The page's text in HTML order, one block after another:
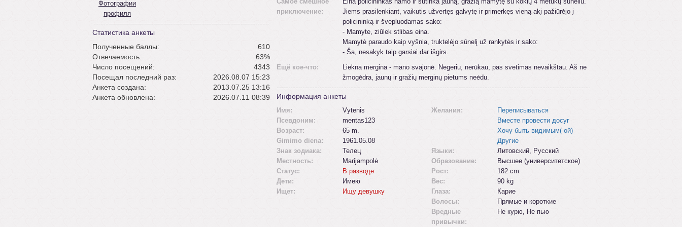
Фотографии
профиля
Статистика анкеты
Полученные баллы:
610
Отвечаемость:
63%
Число посещений:
4343
Посещал последний раз:
2026.08.07 15:23
Анкета создана:
2013.07.25 13:16
Анкета обновлена:
2026.07.11 08:39
приключение:
Jiems prasilenkiant, vaikutis užvertęs galvytę ir primerkęs vieną akį pažiūrėjo į
policininką ir švepluodamas sako:
- Mamyte, ziūlek stlibas eina.
Mamytė paraudo kaip vyšnia, truktelėjo sūnelį už rankytės ir sako:
- Ša, nesakyk taip garsiai dar išgirs.
Ещё кое-что:
Liekna mergina - mano svajonė. Negeriu, nerūkau, pas svetimas nevaikštau. Aš ne
žmogėdra, jaunų ir gražių merginų pietums neėdu.
Информация анкеты
Имя:
Vytenis
Псевдоним:
mentas123
Возраст:
65 m.
Gimimo diena:
1961.05.08
Знак зодиака:
Телец
Местность:
Marijampolė
Статус:
В разводе
Дети:
Имею
Ищет:
Ищу девушку
Желания:
Переписываться
Вместе провести досуг
Хочу быть видимым(-ой)
Другие
Языки:
Литовский, Русский
Образование:
Высшее (университетское)
Рост:
182 cm
Вес:
90 kg
Глаза:
Карие
Волосы:
Прямые и короткие
Вредные
привычки:
Не курю, Не пью